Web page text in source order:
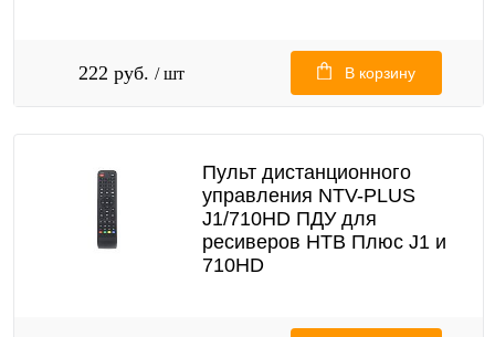
222 руб. / шт В корзину
Пульт дистанционного
управления NTV-PLUS
J1/710HD ПДУ для
ресиверов НТВ Плюс J1 и
710HD